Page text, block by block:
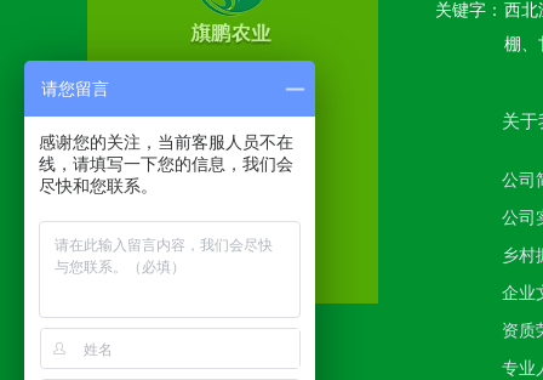
关键字： 西北
棚、
关于
公司
公司
乡村
企业
资质
专业
请您留言
感谢您的关注，当前客服人员不在
线，请填写一下您的信息，我们会
尽快和您联系。